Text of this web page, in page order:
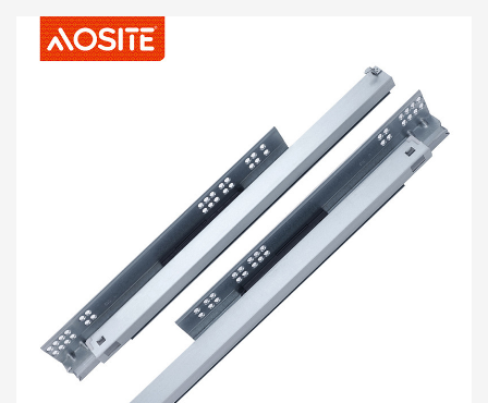
화 기술을 통합하여 전례없는 원활한 경험을 제공합니다. 우리
는 세부 사항을 사용하여 품질을 향상시키고 새로운 스마트 스